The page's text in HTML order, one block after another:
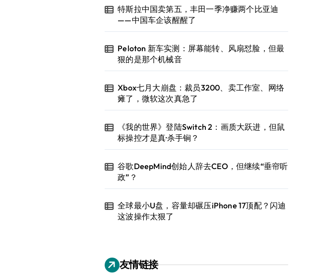
特斯拉中国卖第五，丰田一季净赚两个比亚迪
——中国车企该醒醒了
Peloton 新车实测：屏幕能转、风扇怼脸，但最
狠的是那个机械音
Xbox七月大崩盘：裁员3200、卖工作室、网络
瘫了，微软这次真急了
《我的世界》登陆Switch 2：画质大跃进，但鼠
标操控才是真·杀手锏？
谷歌DeepMind创始人辞去CEO，但继续“垂帘听
政”？
全球最小U盘，容量却碾压iPhone 17顶配？闪迪
这波操作太狠了
友情链接